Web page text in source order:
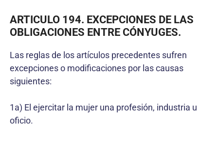
ARTICULO 194. EXCEPCIONES DE LAS
OBLIGACIONES ENTRE CÓNYUGES.
Las reglas de los artículos precedentes sufren
excepciones o modificaciones por las causas
siguientes:
1a) El ejercitar la mujer una profesión, industria u
oficio.